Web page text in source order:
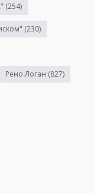
(254)
(230)
Рено Логан (827)